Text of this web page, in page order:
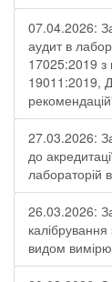
07.04.2026:
аудит в
17025:2019
19011:2019,
27.03.2026:
до
лабораторій
26.03.2026:
видом